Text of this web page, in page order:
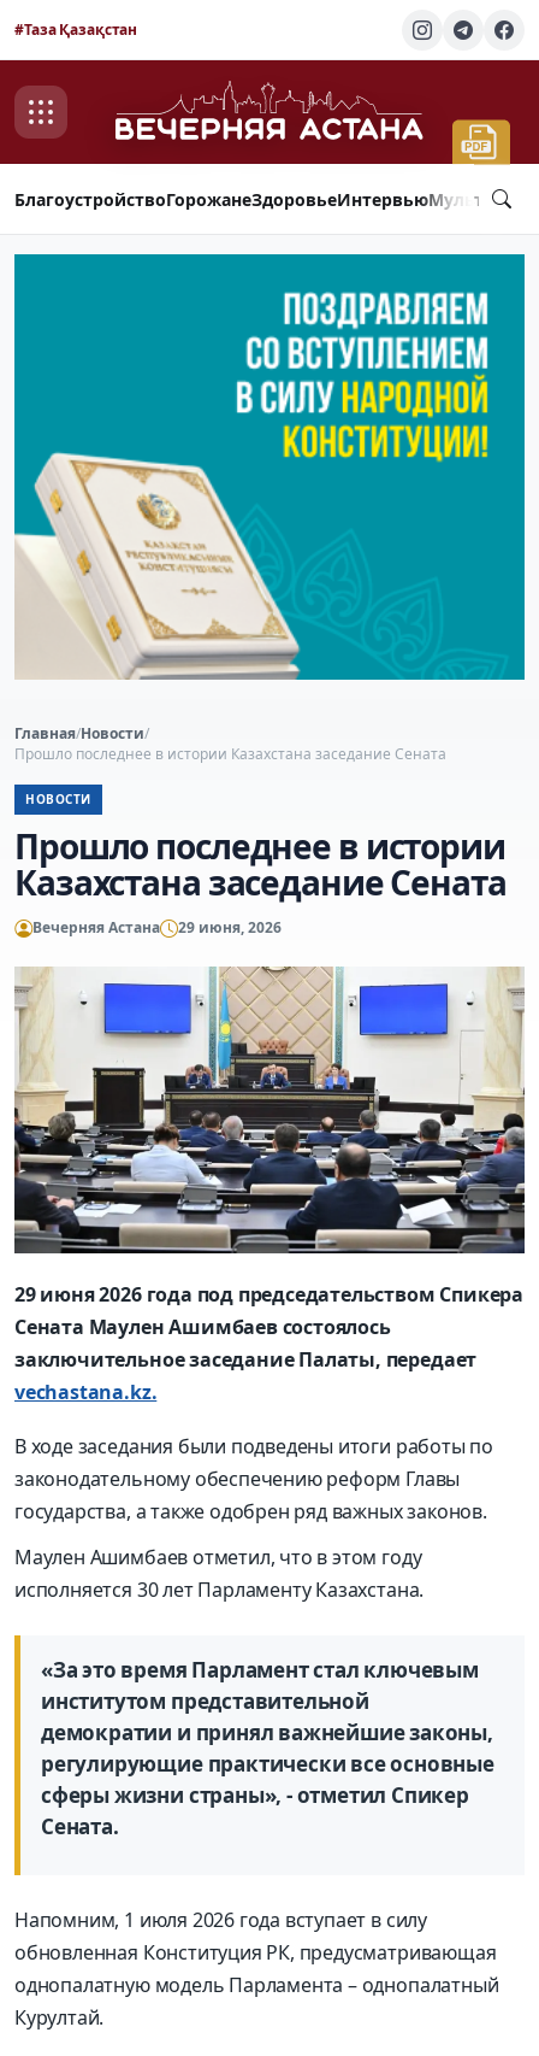
#Таза Қазақстан
БлагоустройствоГорожанеЗдоровьеИнтервью
Главная/Новости/
Прошло последнее в истории Казахстана заседание Сената
НОВОСТИ
Прошло последнее в истории
Казахстана заседание Сената
Вечерняя Астана 29 июня, 2026
29 июня 2026 года под председательством Спикера
Сената Маулен Ашимбаев состоялось
заключительное заседание Палаты, передает
vechastana.kz.
В ходе заседания были подведены итоги работы по
законодательному обеспечению реформ Главы
государства, а также одобрен ряд важных законов.
Маулен Ашимбаев отметил, что в этом году
исполняется 30 лет Парламенту Казахстана.
«За это время Парламент стал ключевым
институтом представительной
демократии и принял важнейшие законы,
регулирующие практически все основные
сферы жизни страны», - отметил Спикер
Сената.
Напомним, 1 июля 2026 года вступает в силу
обновленная Конституция РК, предусматривающая
однопалатную модель Парламента – однопалатный
Курултай.